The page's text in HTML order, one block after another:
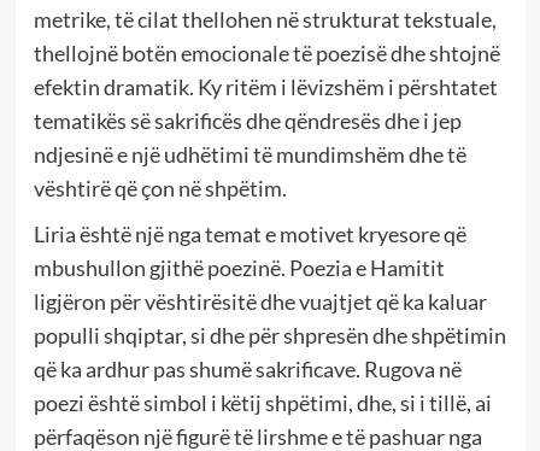
metrike, të cilat thellohen në strukturat tekstuale,
thellojnë botën emocionale të poezisë dhe shtojnë
efektin dramatik. Ky ritëm i lëvizshëm i përshtatet
tematikës së sakrificës dhe qëndresës dhe i jep
ndjesinë e një udhëtimi të mundimshëm dhe të
vështirë që çon në shpëtim.
Liria është një nga temat e motivet kryesore që
mbushullon gjithë poezinë. Poezia e Hamitit
ligjëron për vështirësitë dhe vuajtjet që ka kaluar
populli shqiptar, si dhe për shpresën dhe shpëtimin
që ka ardhur pas shumë sakrificave. Rugova në
poezi është simbol i këtij shpëtimi, dhe, si i tillë, ai
përfaqëson një figurë të lirshme e të pashuar nga